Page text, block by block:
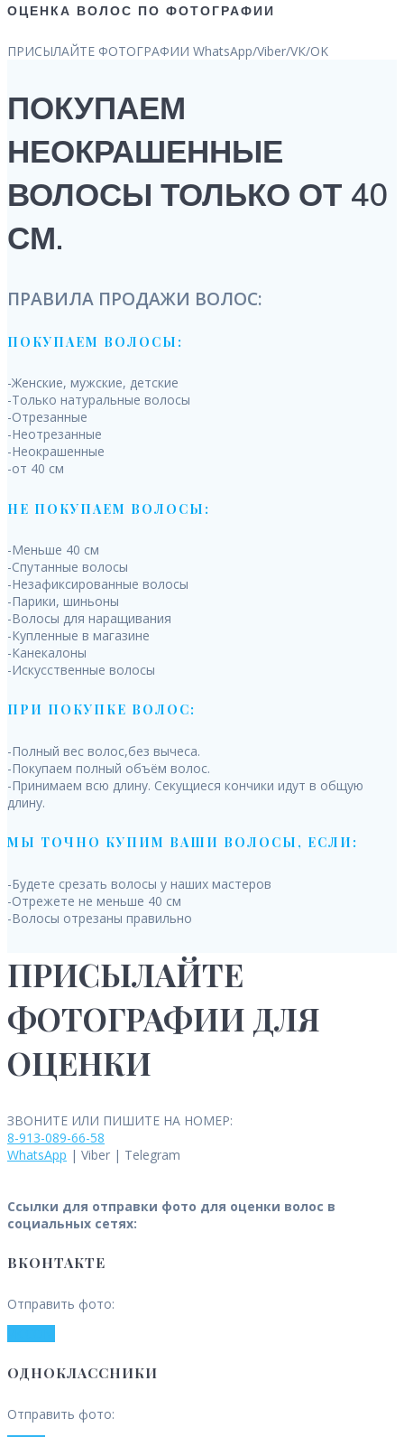
ОЦЕНКА ВОЛОС ПО ФОТОГРАФИИ
ПРИСЫЛАЙТЕ ФОТОГРАФИИ WhatsApp/Viber/VК/OK
ПОКУПАЕМ
НЕОКРАШЕННЫЕ
ВОЛОСЫ ТОЛЬКО ОТ 40
СМ.
ПРАВИЛА ПРОДАЖИ ВОЛОС:
ПОКУПАЕМ ВОЛОСЫ:
-Женские, мужские, детские
-Только натуральные волосы
-Отрезанные
-Неотрезанные
-Неокрашенные
-от 40 см
НЕ ПОКУПАЕМ ВОЛОСЫ:
-Меньше 40 см
-Спутанные волосы
-Незафиксированные волосы
-Парики, шиньоны
-Волосы для наращивания
-Купленные в магазине
-Канекалоны
-Искусственные волосы
ПРИ ПОКУПКЕ ВОЛОС:
-Полный вес волос,без вычеса.
-Покупаем полный объём волос.
-Принимаем всю длину. Секущиеся кончики идут в общую
длину.
МЫ ТОЧНО КУПИМ ВАШИ ВОЛОСЫ, ЕСЛИ:
-Будете срезать волосы у наших мастеров
-Отрежете не меньше 40 см
-Волосы отрезаны правильно
ПРИСЫЛАЙТЕ
ФОТОГРАФИИ ДЛЯ
ОЦЕНКИ
ЗВОНИТЕ ИЛИ ПИШИТЕ НА НОМЕР:
8-913-089-66-58
WhatsApp | Viber | Telegram
Ссылки для отправки фото для оценки волос в
социальных сетях:
ВКОНТАКТЕ
Отправить фото:
ОДНОКЛАССНИКИ
Отправить фото: